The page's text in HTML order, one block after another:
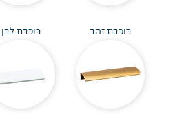
רוכבת זהב רוכבת לבן